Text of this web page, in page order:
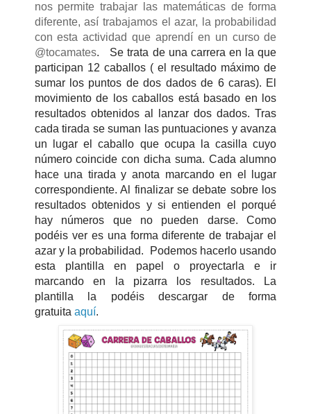
nos permite trabajar las matemáticas de forma
diferente, así trabajamos el azar,
la probabilidad
con esta actividad que aprendí en un curso de
@tocamates. Se trata de una carrera en la que
participan 12 caballos ( el resultado máximo de
sumar los puntos de dos dados de 6 caras). El
movimiento de los caballos está basado en los
resultados obtenidos al lanzar dos dados. Tras
cada tirada se suman las puntuaciones y avanza
un lugar el caballo que ocupa la casilla cuyo
número coincide con dicha suma. Cada alumno
hace una tirada y anota marcando en el lugar
correspondiente. Al finalizar se debate sobre los
resultados obtenidos y si entienden el porqué
hay números que no pueden darse. Como
podéis ver es una forma diferente de trabajar el
azar y la probabilidad. Podemos hacerlo usando
esta plantilla en papel o proyectarla e ir
marcando en la pizarra los resultados. La
plantilla la podéis descargar de forma
gratuita aquí.